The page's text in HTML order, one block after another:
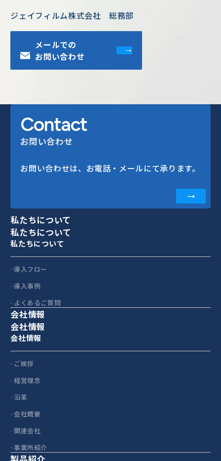
ジェイフィルム株式会社 総務部
メールでの
お問い合わせ
Contact
お問い合わせ
お問い合わせは、お電話・メールにて承ります。
私たちについて
私たちについて
私たちについて
導入フロー
導入事例
よくあるご質問
会社情報
会社情報
会社情報
ご挨拶
経営理念
沿革
会社概要
関連会社
事業所紹介